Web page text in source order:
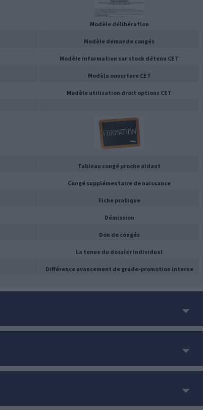
Modèle délibération
Modèle demande congés
Modèle information sur stock détenu CET
Modèle ouverture CET
Modèle utilisation droit options CET
Tableau congé proche aidant
Congé supplémentaire de naissance
Fiche pratique
Démission
Don de congés
La tenue du dossier individuel
Différence avancement de grade-promotion interne